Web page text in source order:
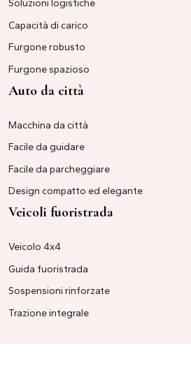
Soluzioni logistiche
Capacità di carico
Furgone robusto
Furgone spazioso
Auto da città
Macchina da città
Facile da guidare
Facile da parcheggiare
Design compatto ed elegante
Veicoli fuoristrada
Veicolo 4x4
Guida fuoristrada
Sospensioni rinforzate
Trazione integrale